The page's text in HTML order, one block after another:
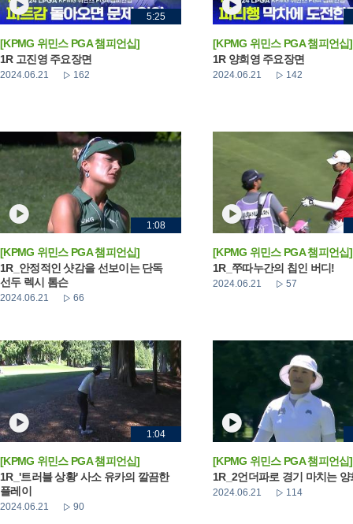
5:25
[KPMG 위민스 PGA 챔피언십]
1R 고진영 주요장면
2024.06.21 162
[KPMG 위민스 PGA 챔피언십]
1R 양희영 주요장면
2024.06.21 142
1:08
[KPMG 위민스 PGA 챔피언십]
1R_안정적인 샷감을 선보이는 단독
선두 렉시 톰슨
2024.06.21 66
[KPMG 위민스 PGA 챔피언십]
1R_쭈따누간의 칩인 버디!
2024.06.21 57
1:04
[KPMG 위민스 PGA 챔피언십]
1R_'트러블 상황' 사소 유카의 깔끔한
플레이
2024.06.21 90
[KPMG 위민스 PGA 챔피언십]
1R_2언더파로 경기 마치는 양
2024.06.21 114